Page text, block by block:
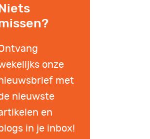
onze
met
nieuwste
en
blogs in je inbox!